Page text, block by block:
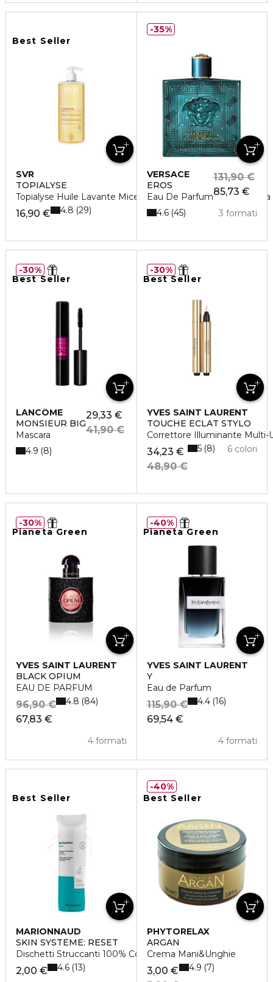
Best Seller
SVR
TOPIALYSE
Topialyse Huile Lavante Micellaire-Formato Convenienza Da
16,90 € 4.8 29
VERSACE
EROS
Eau De Parfum85,73 €
131,90 €
3 formati
4.6 45
35%
Best Seller
LANCÔME
MONSIEUR BIG
Mascara
29,33 €
41,90 €
4.9 8
30%
Best Seller
YVES SAINT LAURENT
TOUCHE ÉCLAT STYLO
Correttore Illuminante Multi-
34,23 €
48,90 €
6 colori
5 8
30%
Pianeta Green
YVES SAINT LAURENT
BLACK OPIUM
EAU DE PARFUM
67,83 €
96,90 €
4 formati
4.8 84
30%
Pianeta Green
YVES SAINT LAURENT
Y
Eau de Parfum
69,54 €
115,90 €
4 formati
4.4 16
40%
Best Seller
MARIONNAUD
SKIN SYSTÈME: RESET
Dischetti Struccanti 100% Cotone
2,00 € 4.6 13
Best Seller
PHYTORELAX
ARGAN
Crema Mani&Unghie
3,00 €
4.9 7
40%